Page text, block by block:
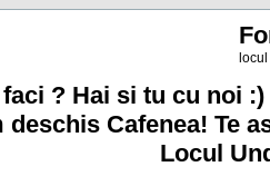
? Hai si tu cu noi
deschis Cafenea! Te
Locul